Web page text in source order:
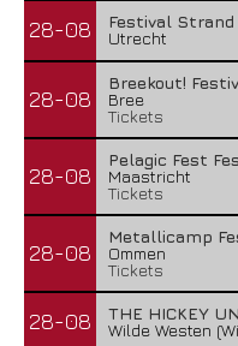
28-08
Festival Strand
Utrecht
28-08
Breekout!
Bree
Tickets
28-08
Pelagic Fest
Maastricht
Tickets
28-08
Metallicamp
Ommen
Tickets
28-08
THE HICKEY
Wilde Westen